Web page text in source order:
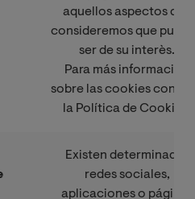
aquellos aspectos que
consideremos que
ser de su interès.
Para más información
sobre las cookies
la Política de Cookies.
Existen determinadas
redes sociales,
aplicaciones o páginas